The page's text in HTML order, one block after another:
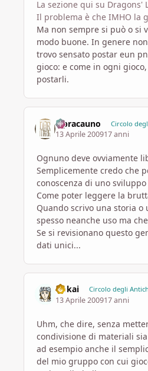
La sezione qui su Dragons'
Il problema è che IMHO la
Ma non sempre si può o si
modo buone. In genere
trovo sensato postar eun
gioco: e come in ogni
postarli.
lepracauno Circolo
13 Aprile 200917 anni
Ognuno deve ovviamente
Semplicemente credo che
conoscenza di uno
Come poter leggere la
Quando scrivo una storia
spesso neanche uso ma
Se si revisionano questo
dati unici...
Dokai Circolo degli
13 Aprile 200917 anni
Uhm, che dire, senza
condivisione di materiali
ad esempio anche il
del mio gruppo con cui